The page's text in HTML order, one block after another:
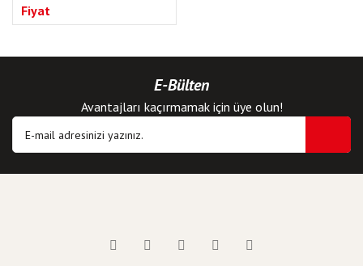
Fiyat
E-Bülten
Avantajları kaçırmamak için üye olun!